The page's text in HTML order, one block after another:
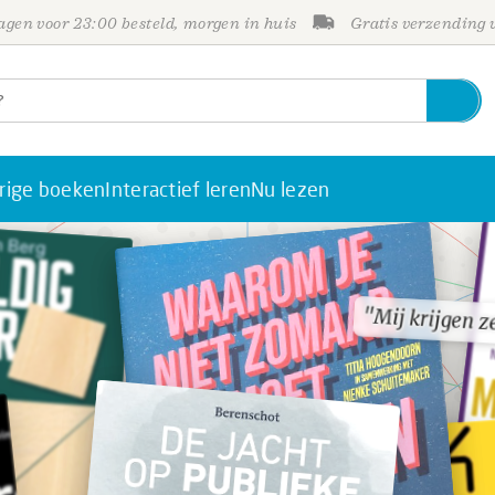
voor 23:00 besteld, morgen in huis Gratis verzending
boekenInteractief lerenNu lezen
"Mij krijgen
"Mij krijgen